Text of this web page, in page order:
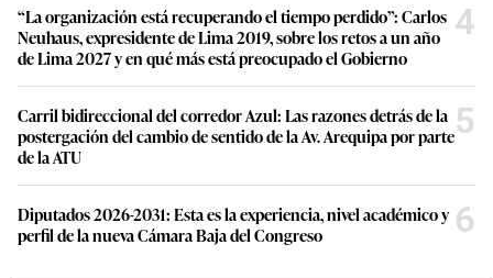
“La organización está recuperando el tiempo perdido”: Carlos
Neuhaus, expresidente de Lima 2019, sobre los retos a un año
de Lima 2027 y en qué más está preocupado el Gobierno
4
Carril bidireccional del corredor Azul: Las razones detrás de la
postergación del cambio de sentido de la Av. Arequipa por parte
de la ATU
5
Diputados 2026-2031: Esta es la experiencia, nivel académico y
perfil de la nueva Cámara Baja del Congreso
6